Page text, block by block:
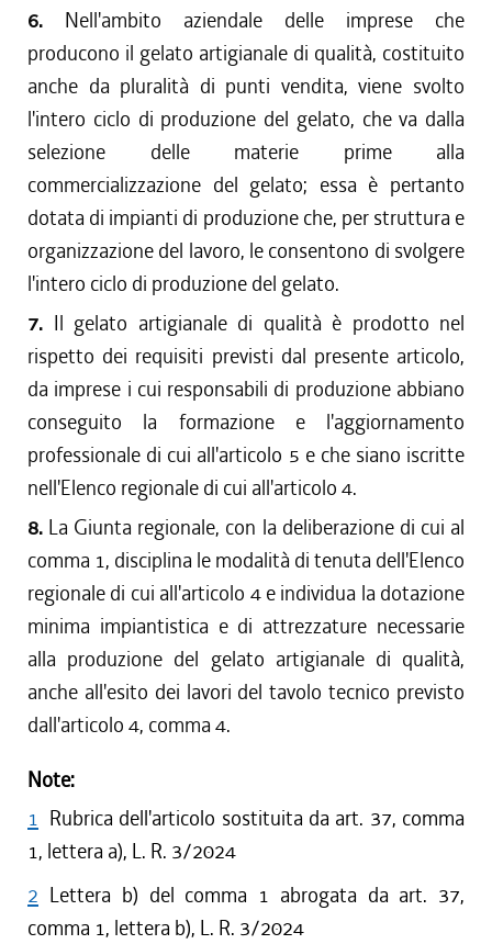
6. Nell'ambito aziendale delle imprese che
producono il gelato artigianale di qualità, costituito
anche da pluralità di punti vendita, viene svolto
l'intero ciclo di produzione del gelato, che va dalla
selezione delle materie prime alla
commercializzazione del gelato; essa è pertanto
dotata di impianti di produzione che, per struttura e
organizzazione del lavoro, le consentono di svolgere
l'intero ciclo di produzione del gelato.
7. Il gelato artigianale di qualità è prodotto nel
rispetto dei requisiti previsti dal presente articolo,
da imprese i cui responsabili di produzione abbiano
conseguito la formazione e l'aggiornamento
professionale di cui all'articolo 5 e che siano iscritte
nell'Elenco regionale di cui all'articolo 4.
8. La Giunta regionale, con la deliberazione di cui al
comma 1, disciplina le modalità di tenuta dell'Elenco
regionale di cui all'articolo 4 e individua la dotazione
minima impiantistica e di attrezzature necessarie
alla produzione del gelato artigianale di qualità,
anche all'esito dei lavori del tavolo tecnico previsto
dall'articolo 4, comma 4.
Note:
1 Rubrica dell'articolo sostituita da art. 37, comma
1, lettera a), L. R. 3/2024
2 Lettera b) del comma 1 abrogata da art. 37,
comma 1, lettera b), L. R. 3/2024